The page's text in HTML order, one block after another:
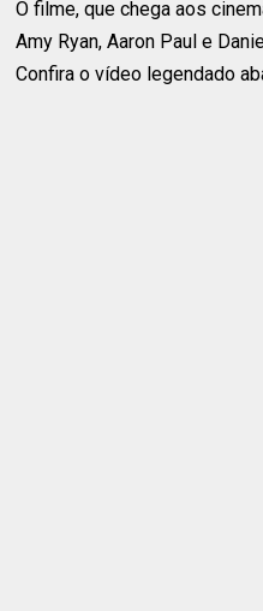
O filme, que chega aos
Amy Ryan, Aaron Paul e
Confira o vídeo legendado